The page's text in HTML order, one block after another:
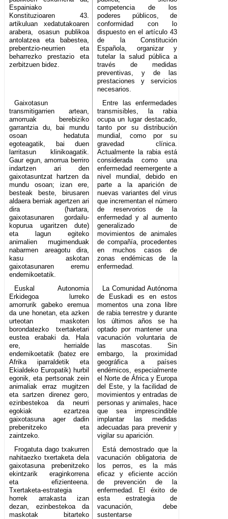
Espainiako
Konstituzioaren 43.
artikuluan xedatutakoaren
arabera, osasun publikoa
antolatzea eta babestea,
prebentzio-neurrien eta
beharrezko prestazio eta
zerbitzuen bidez.
competencia de los
poderes públicos, de
conformidad con lo
dispuesto en el artículo 43
de la Constitución
Española, organizar y
tutelar la salud pública a
través de medidas
preventivas, y de las
prestaciones y servicios
necesarios.
Gaixotasun
transmitigarrien artean,
amorruak berebiziko
garrantzia du, bai mundu
osoan hedatuta
egoteagatik, bai duen
larritasun klinikoagatik.
Gaur egun, amorrua berriro
indartzen ari den
gaixotasuntzat hartzen da
mundu osoan; izan ere,
besteak beste, birusaren
aldaera berriak agertzen ari
dira (hartara,
gaixotasunaren gordailu-
kopurua ugaritzen dute)
eta lagun egiteko
animalien mugimenduak
nabarmen areagotu dira,
kasu askotan
gaixotasunaren eremu
endemikoetatik.
Entre las enfermedades
transmisibles, la rabia
ocupa un lugar destacado,
tanto por su distribución
mundial, como por su
gravedad clínica.
Actualmente la rabia está
considerada como una
enfermedad reemergente a
nivel mundial, debido en
parte a la aparición de
nuevas variantes del virus
que incrementan el número
de reservorios de la
enfermedad y al aumento
generalizado de
movimientos de animales
de compañía, procedentes
en muchos casos de
zonas endémicas de la
enfermedad.
Euskal Autonomia
Erkidegoa lurreko
amorrurik gabeko eremua
da une honetan, eta azken
urteotan maskoten
borondatezko txertaketari
eustea erabaki da. Hala
ere, herrialde
endemikoetatik (batez ere
Afrika iparraldetik eta
Ekialdeko Europatik) hurbil
egonik, eta pertsonak zein
animaliak erraz mugitzen
eta sartzen direnez gero,
ezinbestekoa da neurri
egokiak ezartzea
gaixotasuna ager dadin
prebenitzeko eta
zaintzeko.
La Comunidad Autónoma
de Euskadi es en estos
momentos una zona libre
de rabia terrestre y durante
los últimos años se ha
optado por mantener una
vacunación voluntaria de
las mascotas. Sin
embargo, la proximidad
geográfica a países
endémicos, especialmente
el Norte de África y Europa
del Este, y la facilidad de
movimientos y entradas de
personas y animales, hace
que sea imprescindible
implantar las medidas
adecuadas para prevenir y
vigilar su aparición.
Frogatuta dago txakurren
nahitaezko txertaketa dela
gaixotasuna prebenitzeko
ekintzarik eraginkorrena
eta efizienteena.
Txertaketa-estrategia
horrek arrakasta izan
dezan, ezinbestekoa da
maskotak bitarteko
Está demostrado que la
vacunación obligatoria de
los perros, es la más
eficaz y eficiente acción
de prevención de la
enfermedad. El éxito de
esta estrategia de
vacunación, debe
sustentarse